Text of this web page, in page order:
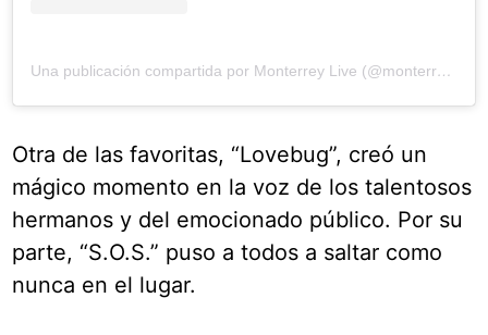
Una publicación compartida por Monterrey Live (@monterreylive)
Otra de las favoritas, “Lovebug”, creó un
mágico momento en la voz de los talentosos
hermanos y del emocionado público. Por su
parte, “S.O.S.” puso a todos a saltar como
nunca en el lugar.